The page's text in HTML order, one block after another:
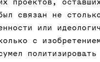
⁠проектов,
связан ⁠не
или
с
политизировать